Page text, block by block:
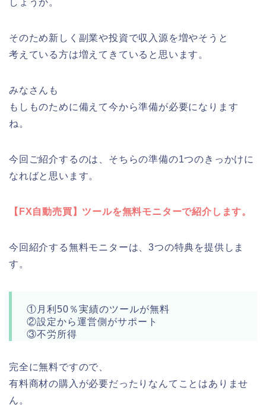
しょうか。
そのため新しく副業や投資で収入源を増やそうと
考えている方は増えてきていると思います。
みなさんも
もしものために備えて今から準備が必要になります
ね。
今回ご紹介するのは、そちらの準備の1つのきっかけに
なればと思います。
【FX自動売買】ツールを無料モニターで紹介します。
今回紹介する無料モニターは、3つの特典を提供しま
す。
①月利50％実績のツールが無料
②設定から運営側がサポート
③不労所得
完全に無料ですので、
有料商材の購入が必要だったりなんてことはありませ
ん。